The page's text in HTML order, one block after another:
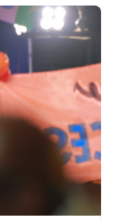
com […]